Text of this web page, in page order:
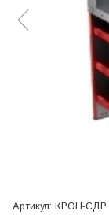
Артикул: КРОН-СДР